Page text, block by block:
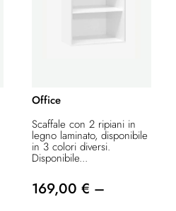
Office
Scaffale con 2 ripiani in
legno laminato, disponibile
in 3 colori diversi.
Disponibile...
169,00 € –